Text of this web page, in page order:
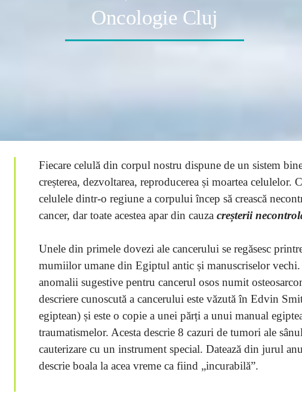
Oncologie Cluj
Fiecare celulă din corpul nostru dispune de un sistem
creșterea, dezvoltarea, reproducerea și moartea celulelor.
celulele dintr-o regiune a corpului încep să crească
cancer, dar toate acestea apar din cauza creșterii
Unele din primele dovezi ale cancerului se regăsesc
mumiilor umane din Egiptul antic și manuscriselor
anomalii sugestive pentru cancerul osos numit
descriere cunoscută a cancerului este văzută în Edvin
egiptean) și este o copie a unei părți a unui manual
traumatismelor. Acesta descrie 8 cazuri de tumori ale
cauterizare cu un instrument special. Datează din jurul
descrie boala la acea vreme ca fiind „incurabilă”.